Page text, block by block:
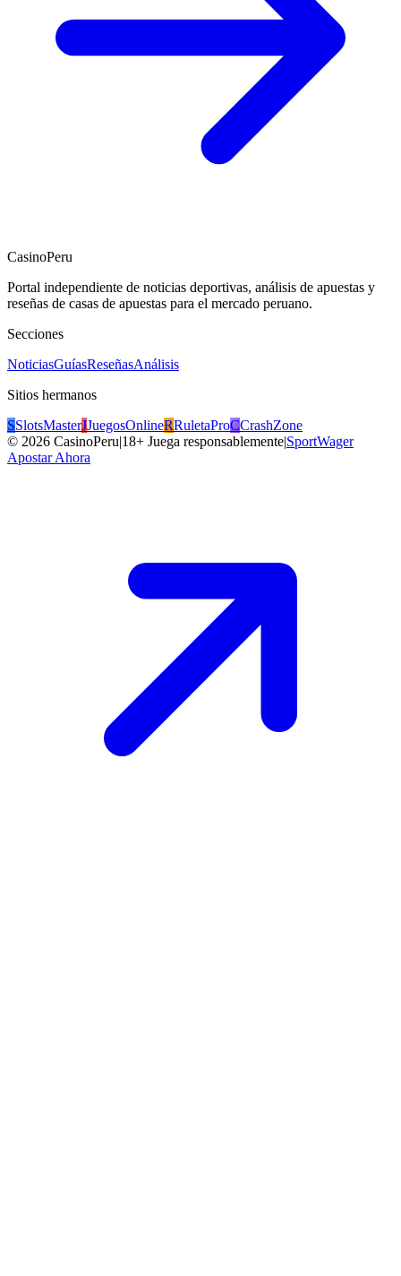
CasinoPeru
Portal independiente de noticias deportivas, análisis de apuestas y
reseñas de casas de apuestas para el mercado peruano.
Secciones
NoticiasGuíasReseñasAnálisis
Sitios hermanos
SSlotsMasterJJuegosOnlineRRuletaProCCrashZone
© 2026 CasinoPeru|18+ Juega responsablemente|SportWager
Apostar Ahora